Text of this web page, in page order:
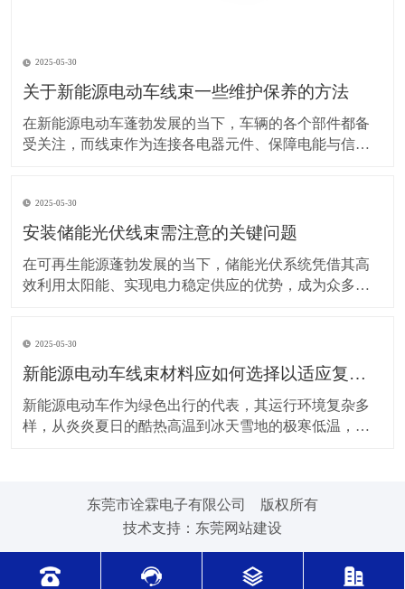
2025-05-30
关于新能源电动车线束一些维护保养的方法
在新能源电动车蓬勃发展的当下，车辆的各个部件都备
受关注，而线束作为连接各电器元件、保障电能与信号
让车辆运行更稳定、安全，还能延长其使用寿命。 日常
驾驶习惯对线束的影响不容小觑。平稳驾驶是维护线束
2025-05-30
安装储能光伏线束需注意的关键问题
在可再生能源蓬勃发展的当下，储能光伏系统凭借其高
效利用太阳能、实现电力稳定供应的优势，成为众多领
安全。因此，在安装储能光伏线束时，有许多问题需要
格外留意。 安装前的准备工作至关重要。在开始安装前
2025-05-30
新能源电动车线束材料应如何选择以适应复杂的环境温度范围？
新能源电动车作为绿色出行的代表，其运行环境复杂多
样，从炎炎夏日的酷热高温到冰天雪地的极寒低温，车
环境下，新能源电动车的电池、电机等部件工作时会散
东莞市诠霖电子有限公司 版权所有
技术支持： 东莞网站建设